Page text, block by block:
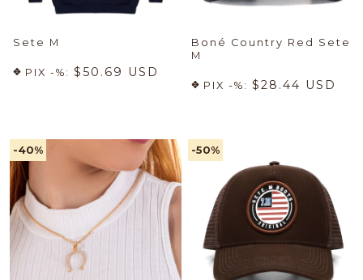
Sete M
PIX -%: $50.69 USD
Boné Country Red Sete
M
PIX -%: $28.44 USD
-40% -50%